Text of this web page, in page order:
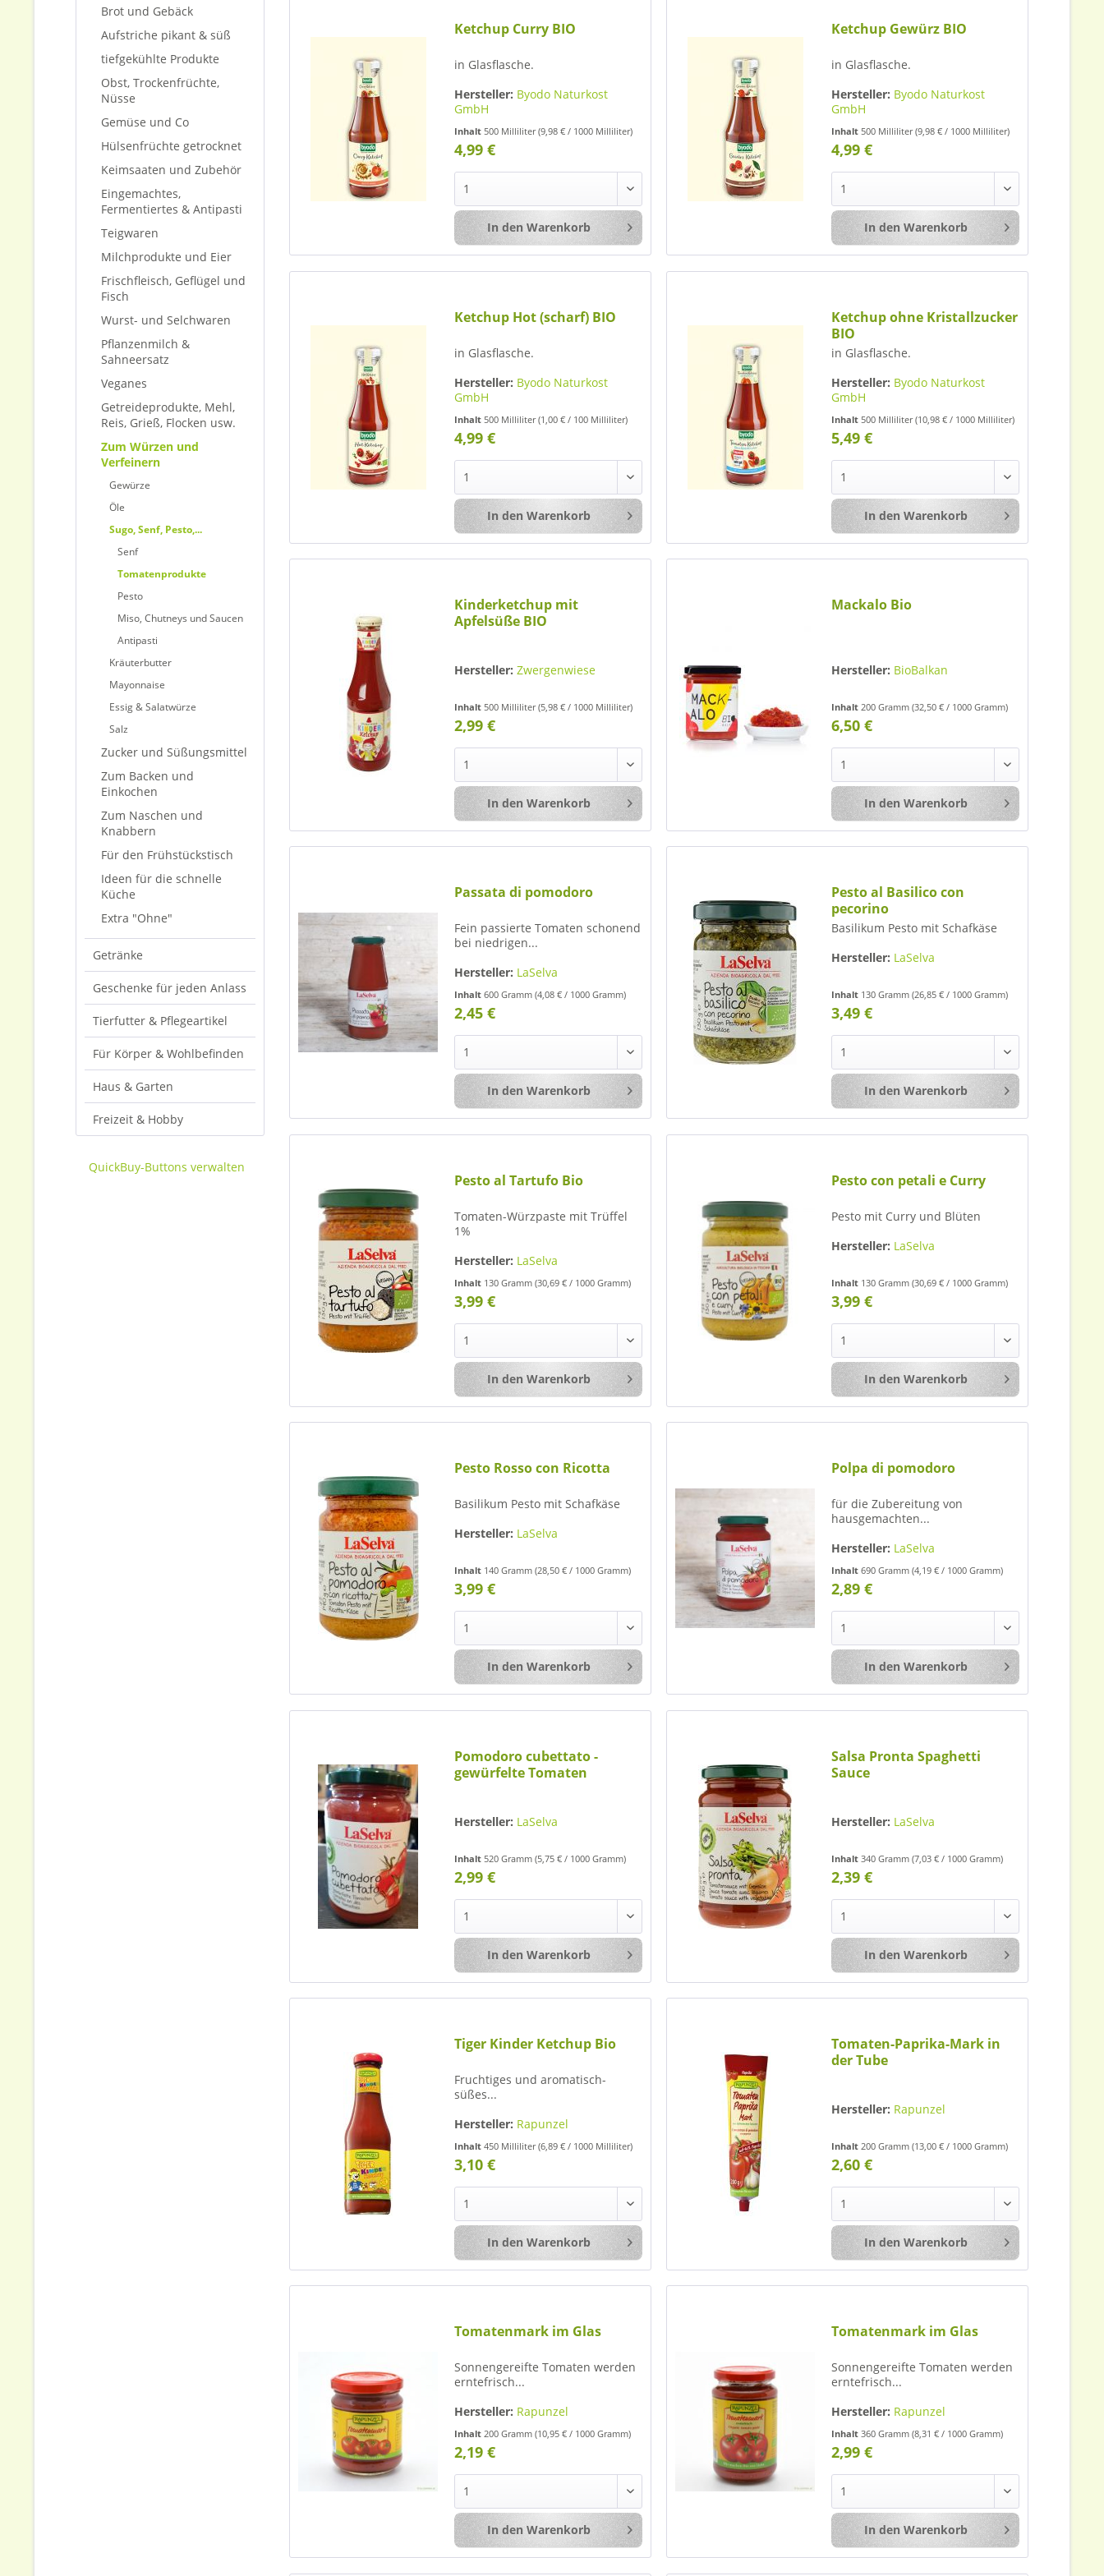
Brot und Gebäck
Aufstriche pikant & süß
tiefgekühlte Produkte
Obst, Trockenfrüchte,
Nüsse
Gemüse und Co
Hülsenfrüchte getrocknet
Keimsaaten und Zubehör
Eingemachtes,
Fermentiertes & Antipasti
Teigwaren
Milchprodukte und Eier
Frischfleisch, Geflügel und
Fisch
Wurst- und Selchwaren
Pflanzenmilch &
Sahneersatz
Veganes
Getreideprodukte, Mehl,
Reis, Grieß, Flocken usw.
Zum Würzen und
Verfeinern
Gewürze
Öle
Sugo, Senf, Pesto,...
Senf
Tomatenprodukte
Pesto
Miso, Chutneys und Saucen
Antipasti
Kräuterbutter
Mayonnaise
Essig & Salatwürze
Salz
Zucker und Süßungsmittel
Zum Backen und
Einkochen
Zum Naschen und
Knabbern
Für den Frühstückstisch
Ideen für die schnelle
Küche
Extra "Ohne"
Getränke
Geschenke für jeden Anlass
Tierfutter & Pflegeartikel
Für Körper & Wohlbefinden
Haus & Garten
Freizeit & Hobby
QuickBuy-Buttons verwalten
Ketchup Curry BIO
in Glasflasche.
Hersteller: Byodo Naturkost
GmbH
Inhalt500 Milliliter(9,98 € / 1000 Milliliter)
4,99 €
In den Warenkorb
Ketchup Gewürz BIO
in Glasflasche.
Hersteller: Byodo Naturkost
GmbH
Inhalt500 Milliliter(9,98 € / 1000 Milliliter)
4,99 €
In den Warenkorb
Ketchup Hot (scharf) BIO
in Glasflasche.
Hersteller: Byodo Naturkost
GmbH
Inhalt 500 Milliliter(1,00 € / 100 Milliliter)
4,99 €
In den Warenkorb
Ketchup ohne Kristallzucker
BIO
in Glasflasche.
Hersteller: Byodo Naturkost
GmbH
Inhalt 500 Milliliter(10,98 € / 1000 Milliliter)
5,49 €
In den Warenkorb
Kinderketchup mit
Apfelsüße BIO
Hersteller: Zwergenwiese
Inhalt500 Milliliter(5,98 € / 1000 Milliliter)
2,99 €
In den Warenkorb
Mackalo Bio
Hersteller: BioBalkan
Inhalt200 Gramm(32,50 € / 1000 Gramm)
6,50 €
In den Warenkorb
Passata di pomodoro
Fein passierte Tomaten schonend
bei niedrigen...
Hersteller: LaSelva
Inhalt600 Gramm(4,08 € / 1000 Gramm)
2,45 €
In den Warenkorb
Pesto al Basilico con
pecorino
Basilikum Pesto mit Schafkäse
Hersteller: LaSelva
Inhalt 130 Gramm(26,85 € / 1000 Gramm)
3,49 €
In den Warenkorb
Pesto al Tartufo Bio
Tomaten-Würzpaste mit Trüffel
1%
Hersteller: LaSelva
Inhalt 130 Gramm(30,69 € / 1000 Gramm)
3,99 €
In den Warenkorb
Pesto con petali e Curry
Pesto mit Curry und Blüten
Hersteller: LaSelva
Inhalt 130 Gramm(30,69 € / 1000 Gramm)
3,99 €
In den Warenkorb
Pesto Rosso con Ricotta
Basilikum Pesto mit Schafkäse
Hersteller: LaSelva
Inhalt 140 Gramm(28,50 € / 1000 Gramm)
3,99 €
In den Warenkorb
Polpa di pomodoro
für die Zubereitung von
hausgemachten...
Hersteller: LaSelva
Inhalt690 Gramm(4,19 € / 1000 Gramm)
2,89 €
In den Warenkorb
Pomodoro cubettato -
gewürfelte Tomaten
Hersteller: LaSelva
Inhalt 520 Gramm(5,75 € / 1000 Gramm)
2,99 €
In den Warenkorb
Salsa Pronta Spaghetti
Sauce
Hersteller: LaSelva
Inhalt 340 Gramm(7,03 € / 1000 Gramm)
2,39 €
In den Warenkorb
Tiger Kinder Ketchup Bio
Fruchtiges und aromatisch-
süßes...
Hersteller: Rapunzel
Inhalt450 Milliliter(6,89 € / 1000 Milliliter)
3,10 €
In den Warenkorb
Tomaten-Paprika-Mark in
der Tube
Hersteller: Rapunzel
Inhalt 200 Gramm(13,00 € / 1000 Gramm)
2,60 €
In den Warenkorb
Tomatenmark im Glas
Sonnengereifte Tomaten werden
erntefrisch...
Hersteller: Rapunzel
Inhalt200 Gramm(10,95 € / 1000 Gramm)
2,19 €
In den Warenkorb
Tomatenmark im Glas
Sonnengereifte Tomaten werden
erntefrisch...
Hersteller: Rapunzel
Inhalt360 Gramm(8,31 € / 1000 Gramm)
2,99 €
In den Warenkorb